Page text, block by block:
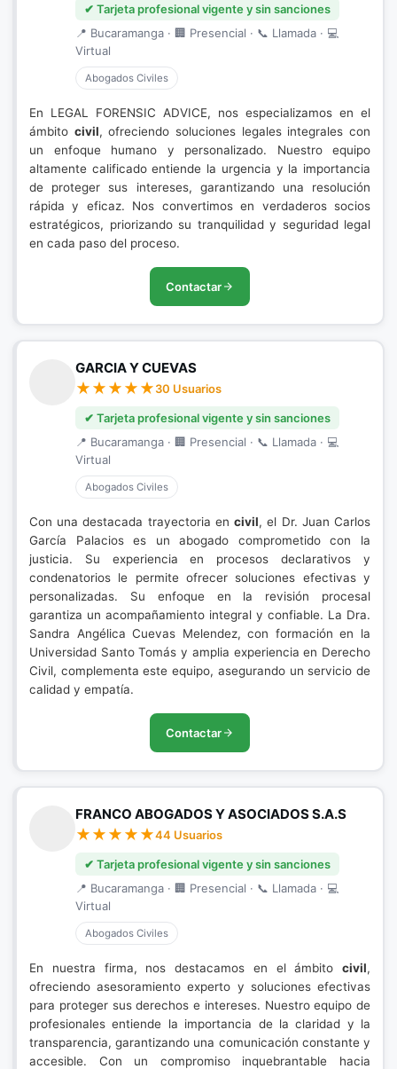
✔ Tarjeta profesional vigente y sin sanciones
📍 Bucaramanga · 🏢 Presencial · 📞 Llamada · 💻
Virtual
Abogados Civiles
En LEGAL FORENSIC ADVICE, nos especializamos en el
ámbito civil, ofreciendo soluciones legales integrales con
un enfoque humano y personalizado. Nuestro equipo
altamente calificado entiende la urgencia y la importancia
de proteger sus intereses, garantizando una resolución
rápida y eficaz. Nos convertimos en verdaderos socios
estratégicos, priorizando su tranquilidad y seguridad legal
en cada paso del proceso.
Contactar
GARCIA Y CUEVAS
30 Usuarios
✔ Tarjeta profesional vigente y sin sanciones
📍 Bucaramanga · 🏢 Presencial · 📞 Llamada · 💻
Virtual
Abogados Civiles
Con una destacada trayectoria encivil, el Dr. Juan Carlos
García Palacios es un abogado comprometido con la
justicia. Su experiencia en procesos declarativos y
condenatorios le permite ofrecer soluciones efectivas y
personalizadas. Su enfoque en la revisión procesal
garantiza un acompañamiento integral y confiable. La Dra.
Sandra Angélica Cuevas Melendez, con formación en la
Universidad Santo Tomás y amplia experiencia en Derecho
Civil, complementa este equipo, asegurando un servicio de
calidad y empatía.
Contactar
FRANCO ABOGADOS Y ASOCIADOS S.A.S
44 Usuarios
✔ Tarjeta profesional vigente y sin sanciones
📍 Bucaramanga · 🏢 Presencial · 📞 Llamada · 💻
Virtual
Abogados Civiles
En nuestra firma, nos destacamos en el ámbito civil,
ofreciendo asesoramiento experto y soluciones efectivas
para proteger sus derechos e intereses. Nuestro equipo de
profesionales entiende la importancia de la claridad y la
transparencia, garantizando una comunicación constante y
accesible. Con un compromiso inquebrantable hacia